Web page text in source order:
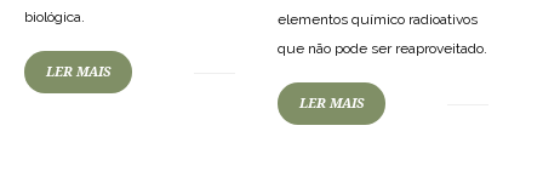
biológica.
LER MAIS
elementos químico radioativos
que não pode ser reaproveitado.
LER MAIS